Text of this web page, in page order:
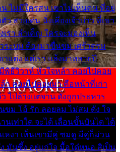
ไม่มีใครสน เขาไม่เห็นคน ที่อยู่
ว สวยเด่น นั่งเคียงเจ้าบ่าว ที่เขา
เรา ลำเค็ญ ใครจะมองเห็น
ระบม ต้องมาขื่นขม เศร้าตรม
แต่ง แต่เรา แล้งมาหลายปี
พิธีวิวาห์ หัวใจหล้า คอยไปคอย
า คอยไปคอยมา คือหน้าที่เก่า
ไปล้างแต่จาน ดั่งถูกประหาร
ขม โอ้ รัก ลอยลม ไม่สม ดัง ใจ
นเท่าใด จะได้ เลื่อนขั้นบันได ได้
เหงา เห็นเขามีคู่ ซมดู มีคู่ก็ม่วน
มันซึ้ง อยู่แก่ใจ มื้อใด๋หนอ สิเป็น